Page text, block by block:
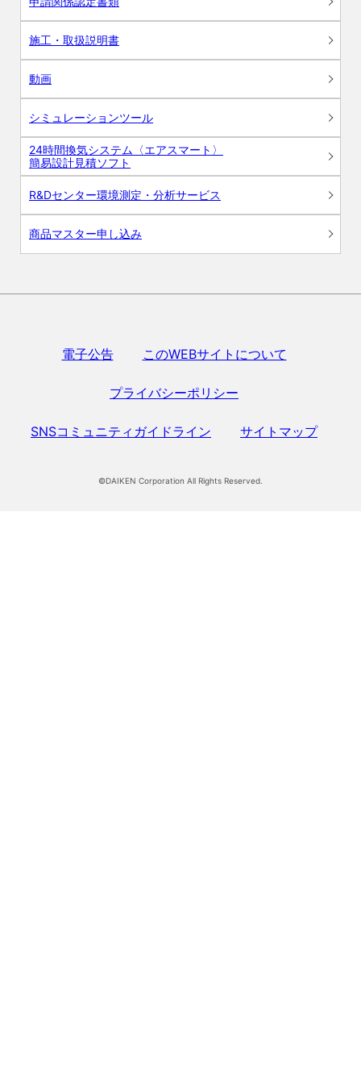
施工・取扱説明書
動画
シミュレーションツール
24時間換気システム〈エアスマート〉
簡易設計見積ソフト
R&Dセンター環境測定・分析サービス
商品マスター申し込み
電子公告 このWEBサイトについて
プライバシーポリシー
SNSコミュニティガイドライン サイトマップ
©DAIKEN Corporation All Rights Reserved.